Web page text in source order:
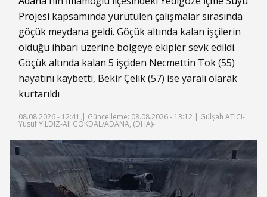
Projesi kapsamında yürütülen çalışmalar sırasında
göçük meydana geldi. Göçük altında kalan işçilerin
olduğu ihbarı üzerine bölgeye ekipler sevk edildi.
Göçük altında kalan 5 işçiden Necmettin Tok (55)
hayatını kaybetti, Bekir Çelik (57) ise yaralı olarak
kurtarıldı
08.08.2026 - 12:41 | Güncelleme: 08.08.2026 - 13:12 | Gülşah ATICI-
Yusuf YILDIZ-Ali GÖKDAL/ADANA, (DHA)-